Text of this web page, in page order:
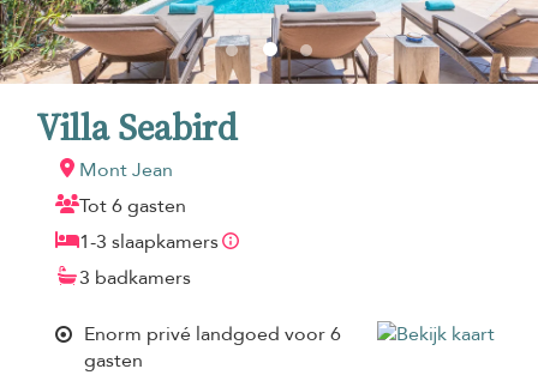
Villa Seabird
Mont Jean
Tot 6 gasten
1-3 slaapkamers
3 badkamers
Enorm privé landgoed voor 6
gasten